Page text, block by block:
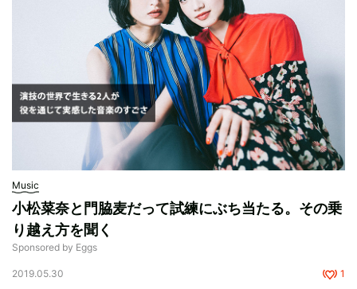
Music
小松菜奈と門脇麦だって試練にぶち当たる。その乗
り越え方を聞く
Sponsored by Eggs
2019.05.30 1